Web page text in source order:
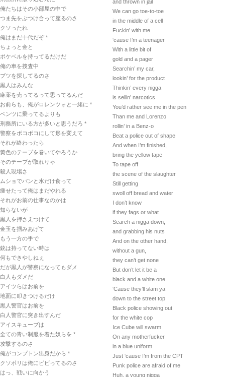
俺たちはその小部屋の中で
つま先をぶつけ合って座るのさ
クソったれ
俺はまだ十代だぞ *
ちょっと金と
ポケベルを持ってるだけだ
俺の車を捜査中
ブツを探してるのさ
黒人はみんな
麻薬を売ってるって思ってるんだ
お前らも、俺がロレンツォと一緒に *
ベンツに乗ってるよりも
刑務所にいる方が多いと思うだろ *
警察をボコボコにして形を変えて
それが終わったら
黄色のテープを巻いてやろうか
そのテープが取れりゃ
殺人現場さ
ムショでパンと水だけ食って
痩せたって俺はまだやれる
それがお前の仕事なのかは
知らないが
黒人を押さえつけて
金玉を掴みあげて
もう一方の手で
銃は持ってない時は
何もできやしねぇ
だが黒人が警察になってもダメ
白人もダメだ
アイツらはお前を
地面に叩きつけるだけ
黒人警官はお前を
白人警官に突き出すんだ
アイスキューブは
全ての青い制服を着た奴らを *
攻撃するのさ
俺がコンプトン出身だから *
クソポリは俺にビビってるのさ
はっ、戦いに向かう
and thrown in jail
We can go toe-to-toe
in the middle of a cell
Fuckin’ with me
‘cause I’m a teenager
With a little bit of
gold and a pager
Searchin’ my car,
lookin’ for the product
Thinkin’ every nigga
is sellin’ narcotics
You’d rather see me in the pen
Than me and Lorenzo
rollin’ in a Benz-o
Beat a police out of shape
And when I’m finished,
bring the yellow tape
To tape off
the scene of the slaughter
Still getting
swoll off bread and water
I don’t know
if they fags or what
Search a nigga down,
and grabbing his nuts
And on the other hand,
without a gun,
they can’t get none
But don’t let it be a
black and a white one
‘Cause they’ll slam ya
down to the street top
Black police showing out
for the white cop
Ice Cube will swarm
On any motherfucker
in a blue uniform
Just ‘cause I’m from the CPT
Punk police are afraid of me
Huh, a young nigga